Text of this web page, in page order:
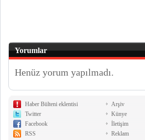
Yorumlar
Henüz yorum yapılmadı.
Haber Bülteni eklentisi
Twitter
Facebook
RSS
Arşiv
Künye
İletişim
Reklam